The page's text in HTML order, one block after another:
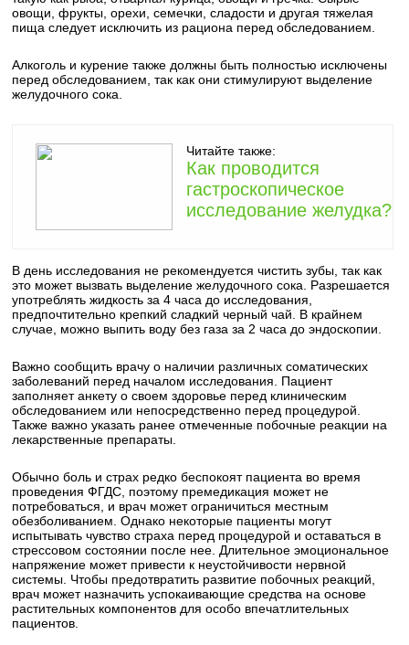
овощи, фрукты, орехи, семечки, сладости и другая тяжелая
пища следует исключить из рациона перед обследованием.
Алкоголь и курение также должны быть полностью исключены
перед обследованием, так как они стимулируют выделение
желудочного сока.
Читайте также:
Как проводится
гастроскопическое
исследование желудка?
В день исследования не рекомендуется чистить зубы, так как
это может вызвать выделение желудочного сока. Разрешается
употреблять жидкость за 4 часа до исследования,
предпочтительно крепкий сладкий черный чай. В крайнем
случае, можно выпить воду без газа за 2 часа до эндоскопии.
Важно сообщить врачу о наличии различных соматических
заболеваний перед началом исследования. Пациент
заполняет анкету о своем здоровье перед клиническим
обследованием или непосредственно перед процедурой.
Также важно указать ранее отмеченные побочные реакции на
лекарственные препараты.
Обычно боль и страх редко беспокоят пациента во время
проведения ФГДС, поэтому премедикация может не
потребоваться, и врач может ограничиться местным
обезболиванием. Однако некоторые пациенты могут
испытывать чувство страха перед процедурой и оставаться в
стрессовом состоянии после нее. Длительное эмоциональное
напряжение может привести к неустойчивости нервной
системы. Чтобы предотвратить развитие побочных реакций,
врач может назначить успокаивающие средства на основе
растительных компонентов для особо впечатлительных
пациентов.